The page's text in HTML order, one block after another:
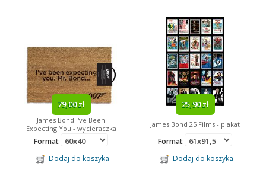
79,00 zł
James Bond I've Been
Expecting You - wycieraczka
Format
Dodaj do koszyka
25,90 zł
James Bond 25 Films - plakat
Format
Dodaj do koszyka